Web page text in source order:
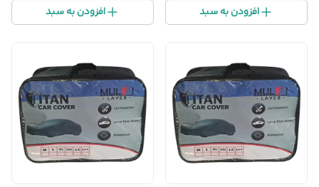
افزودن به سبد افزودن به سبد